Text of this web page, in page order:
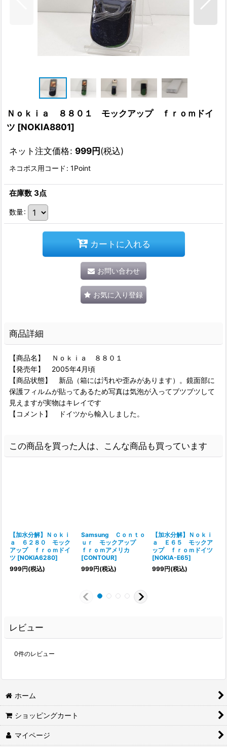
Ｎｏｋｉａ ８８０１ モックアップ ｆｒｏｍドイ
ツ [NOKIA8801]
ネット注文価格: 999円(税込)
ネコポス用コード : 1Point
在庫数 3点
数量:
カートに入れる
お問い合わせ
お気に入り登録
商品詳細
【商品名】 Ｎｏｋｉａ ８８０１
【発売年】 2005年4月頃
【商品状態】 新品（箱には汚れや歪みがあります）。鏡面部に
保護フィルムが貼ってあるため写真は気泡が入ってブツブツして
見えますが実物はキレイです
【コメント】 ドイツから輸入しました。
この商品を買った人は、こんな商品も買っています
【加水分解】Ｎｏｋｉ
ａ ６２８０ モック
アップ ｆｒｏｍドイ
ツ [NOKIA6280]
999円(税込)
Samsung Ｃｏｎｔｏ
ｕｒ モックアップ
ｆｒｏｍアメリカ
[CONTOUR]
999円(税込)
【加水分解】Ｎｏｋｉ
ａ Ｅ６５ モックア
ップ ｆｒｏｍドイツ
[NOKIA-E65]
999円(税込)
レビュー
0件のレビュー
ホーム
ショッピングカート
マイページ